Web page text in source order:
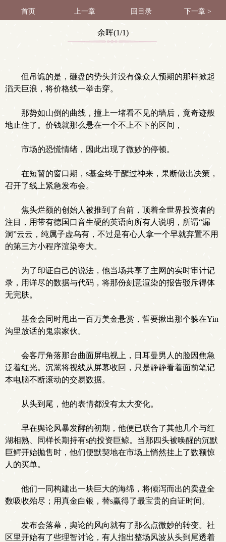
首页 上一章 回目录 下一章 >
余晖(1/1)
但吊诡的是，砸盘的势头并没有像众人预期的那样掀起
滔天巨浪，将价格线一举击穿。
那势如山倒的曲线，撞上一堵看不见的墙后，竟奇迹般
地止住了。价钱就那么悬在一个不上不下的区间，
市场的恐慌情绪，因此出现了微妙的停顿。
在短暂的窗口期，s基金终于醒过神来，果断做出决策，
召开了线上紧急发布会。
焦头烂额的创始人被推到了台前，顶着全世界投资者的
注目，用带有德国口音生硬的英语向所有人说明，所谓“漏
洞”云云，纯属子虚乌有，不过是有心人拿一个早就弃置不用
的第三方小程序渲染夸大。
为了印证自己的说法，他当场共享了主网的实时审计记
录，用详尽的数据与代码，将那份刻意渲染的报告驳斥得体
无完肤。
基金会同时甩出一百万美金悬赏，誓要揪出那个躲在Yin
沟里放话的鬼祟家伙。
会客厅角落那台曲面屏电视上，日耳曼男人的脸因焦急
泛着红光。沉翯将视线从屏幕收回，只是静静看着面前笔记
本电脑不断滚动的交易数据。
从头到尾，他的表情都没有太大变化。
早在舆论风暴发酵的初期，他便已联合了其他几个与红
湖相熟、同样长期持有s的投资巨鲸。当那四头被唤醒的沉默
巨鳄开始抛售时，他们便默契地在市场上悄然挂上了数额惊
人的买单。
他们一同构建出一块巨大的海绵，将倾泻而出的卖盘全
数吸收殆尽；用真金白银，替s赢得了最宝贵的自证时间。
发布会落幕，舆论的风向就有了那么点微妙的转变。社
区里开始有了些理智讨论，有人指出整场风波从头到尾透着